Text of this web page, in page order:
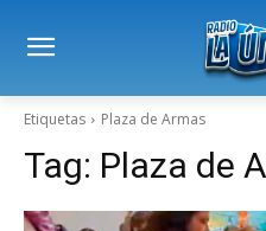
Etiquetas Plaza de Armas
Tag: Plaza de